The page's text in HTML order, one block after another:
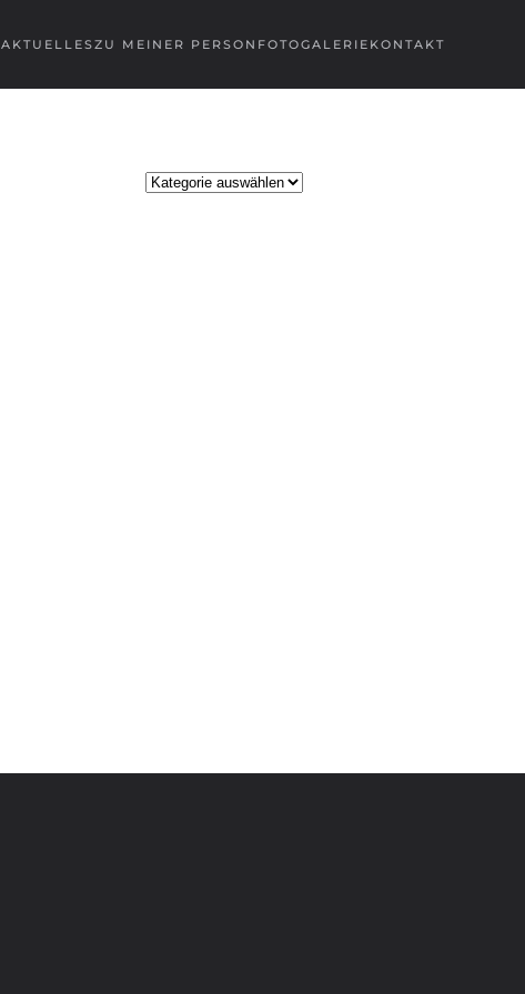
AKTUELLESZU MEINER PERSON FOTOGALERIE KONTAKT
Kategorien